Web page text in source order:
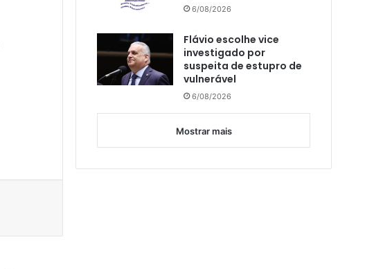
6/08/2026
Flávio escolhe vice
investigado por
suspeita de estupro de
vulnerável
6/08/2026
Mostrar mais